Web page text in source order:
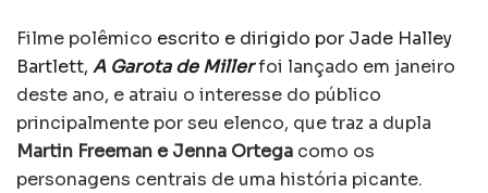
Filme polêmico escrito e dirigido por Jade Halley
Bartlett, A Garota de Millerfoi lançado em janeiro
deste ano, e atraiu o interesse do público
principalmente por seu elenco, que traz a dupla
Martin Freeman e Jenna Ortega como os
personagens centrais de uma história picante.